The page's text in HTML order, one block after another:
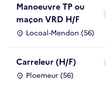
Manoeuvre TP ou
maçon VRD H/F
Locoal-Mendon (56)
Carreleur (H/F)
Ploemeur (56)